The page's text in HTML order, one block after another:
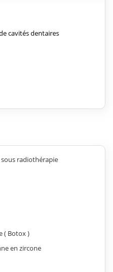
cavités dentaires
radiothérapie
( Botox )
en zircone